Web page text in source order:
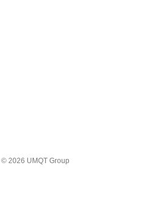
© 2026 UMQT Group